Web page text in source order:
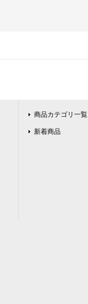
商品カテゴリ一覧
新着商品